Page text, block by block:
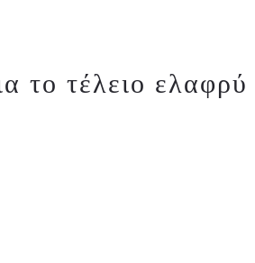
το τέλειο ελαφρύ